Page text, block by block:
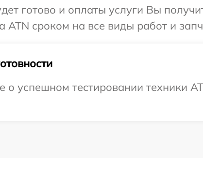
готово и оплаты услуги Вы
ATN сроком на все виды работ и
о успешном тестировании техники